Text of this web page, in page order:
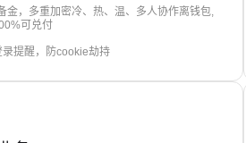
金，多重加密冷、热、温、多人协作离钱包,
可兑付
提醒，防cookie劫持